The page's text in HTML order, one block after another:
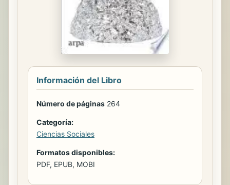
Información del Libro
Número de páginas 264
Categoría:
Ciencias Sociales
Formatos disponibles:
PDF, EPUB, MOBI